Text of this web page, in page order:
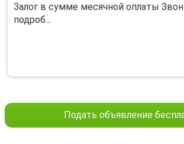
Залог в сумме месячной оплаты
подроб...
Подать объявление